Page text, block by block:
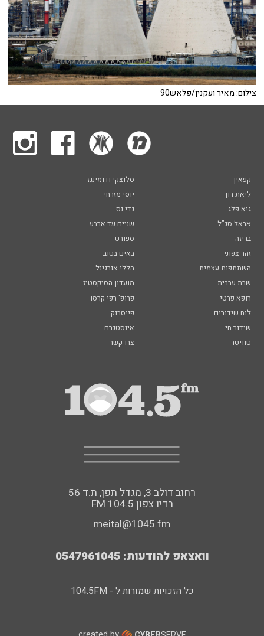
צילום: מאיר ועקנין/פלאש90
קפאין
סלוצקי ודומינגז
ליאת רון
יוסי מזרחי
גיא פלג
גדי נס
אראל סג"ל
שניים עד ארבע
בריזה
ספורט
זהר צפוני
באים בטוב
השתתפות עצמית
הללי אורגינל
שבת עברית
מועדון הסיקסטיז
רופא פרטי
פרופ' רפי קרסו
לוח שידורים
פייסבוק
שידור חי
אינסטגרם
טוויטר
צרו קשר
רחוב דולב 3, מגדל תפן, ת.ד 56
FM רדיו צפון 104.5
meital@1045.fm
וואצאפ להודעות: 0547961045
כל הזכויות שמורות ל - 104.5FM